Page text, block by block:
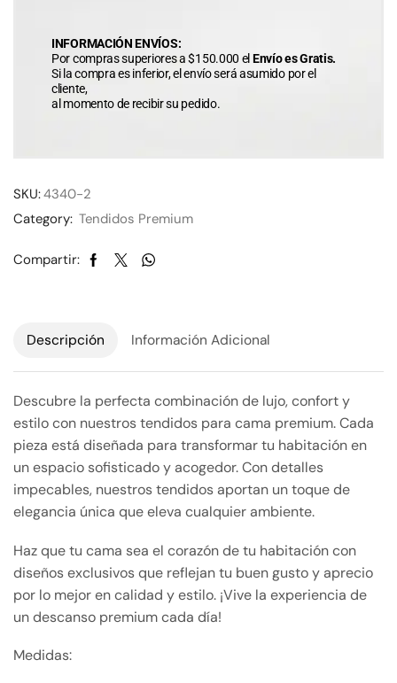
INFORMACIÓN ENVÍOS:
Por compras superiores a $150.000 el Envío es Gratis.
Si la compra es inferior, el envío será asumido por el
cliente,
al momento de recibir su pedido.
SKU:4340-2
Category: Tendidos Premium
Compartir:
Descripción Información Adicional
Descubre la perfecta combinación de lujo, confort y
estilo con nuestros tendidos para cama premium. Cada
pieza está diseñada para transformar tu habitación en
un espacio sofisticado y acogedor. Con detalles
impecables, nuestros tendidos aportan un toque de
elegancia única que eleva cualquier ambiente.
Haz que tu cama sea el corazón de tu habitación con
diseños exclusivos que reflejan tu buen gusto y aprecio
por lo mejor en calidad y estilo. ¡Vive la experiencia de
un descanso premium cada día!
Medidas: